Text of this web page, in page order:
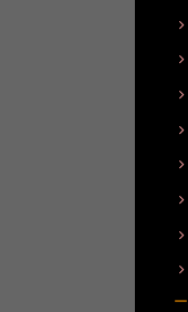
ー